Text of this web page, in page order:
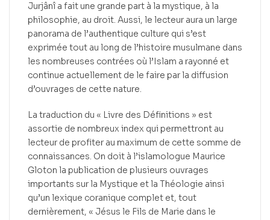
Jurjânî a fait une grande part à la mystique, à la
philosophie, au droit. Aussi, le lecteur aura un large
panorama de l’authentique culture qui s’est
exprimée tout au long de l’histoire musulmane dans
les nombreuses contrées où l’Islam a rayonné et
continue actuellement de le faire par la diffusion
d’ouvrages de cette nature.
La traduction du « Livre des Définitions » est
assortie de nombreux index qui permettront au
lecteur de profiter au maximum de cette somme de
connaissances. On doit à l’islamologue Maurice
Gloton la publication de plusieurs ouvrages
importants sur la Mystique et la Théologie ainsi
qu’un lexique coranique complet et, tout
dernièrement, « Jésus le Fils de Marie dans le